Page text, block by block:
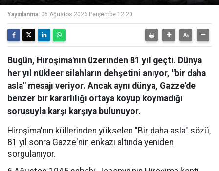
Yayınlanma: 06 Ağustos 2026 Perşembe 12:20
Bugün, Hiroşima'nın üzerinden 81 yıl geçti. Dünya
her yıl nükleer silahların dehşetini anıyor, "bir daha
asla" mesajı veriyor. Ancak aynı dünya, Gazze'de
benzer bir kararlılığı ortaya koyup koymadığı
sorusuyla karşı karşıya bulunuyor.
Hiroşima'nın küllerinden yükselen "Bir daha asla" sözü,
81 yıl sonra Gazze'nin enkazı altında yeniden
sorgulanıyor.